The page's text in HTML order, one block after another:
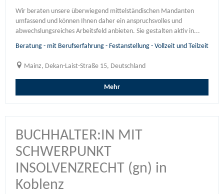
Wir beraten unsere überwiegend mittelständischen Mandanten
umfassend und können Ihnen daher ein anspruchsvolles und
abwechslungsreiches Arbeitsfeld anbieten. Sie gestalten aktiv in...
Beratung - mit Berufserfahrung - Festanstellung - Vollzeit und Teilzeit
Mainz, Dekan-Laist-Straße 15, Deutschland
Mehr
BUCHHALTER:IN MIT
SCHWERPUNKT
INSOLVENZRECHT (gn) in
Koblenz